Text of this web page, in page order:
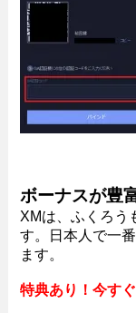
ボーナスが豊
XMは、ふくろう
す。日本人で一
ます。
特典あり！今す